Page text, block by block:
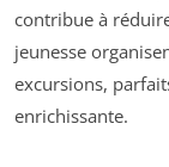
contribue à
jeunesse
excursions,
enrichissante.